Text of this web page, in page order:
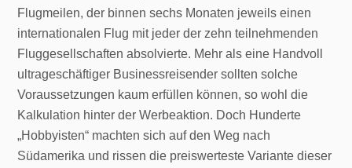
Flugmeilen, der binnen sechs Monaten jeweils einen
internationalen Flug mit jeder der zehn teilnehmenden
Fluggesellschaften absolvierte. Mehr als eine Handvoll
ultrageschäftiger Businessreisender sollten solche
Voraussetzungen kaum erfüllen können, so wohl die
Kalkulation hinter der Werbeaktion. Doch Hunderte
„Hobbyisten“ machten sich auf den Weg nach
Südamerika und rissen die preiswerteste Variante dieser